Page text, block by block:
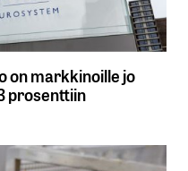
on markkinoille jo
prosenttiin